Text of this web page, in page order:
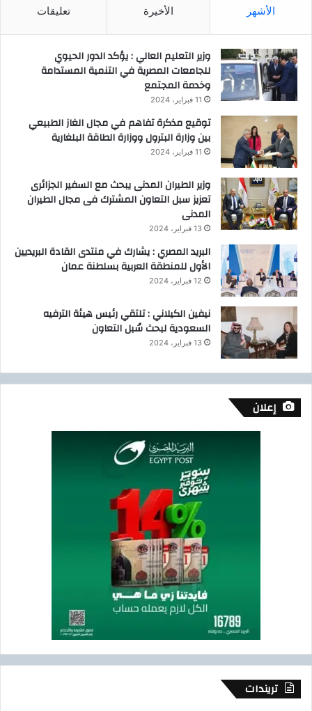
الأشهر الأخيرة تعليقات
وزير التعليم العالي : يؤكد الدور الحيوي
للجامعات المصرية في التنمية المستدامة
وخدمة المجتمع
11 فبراير، 2024
توقيع مذكرة تفاهم في مجال الغاز الطبيعي
بين وزارة البترول ووزارة الطاقة البلغارية
11 فبراير، 2024
وزير الطيران المدنى يبحث مع السفير الجزائرى
تعزيز سبل التعاون المشترك فى مجال الطيران
المدنى
13 فبراير، 2024
البريد المصري : يشارك في منتدى القادة البريديين
الأول للمنطقة العربية بسلطنة عمان
12 فبراير، 2024
نيفين الكيلاني : تلتقي رئيس هيئة الترفيه
السعودية لبحث سُبل التعاون
13 فبراير، 2024
إعلان
تريندات